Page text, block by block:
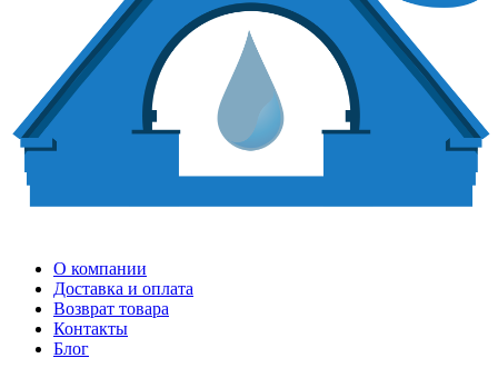
О компании
Доставка и оплата
Возврат товара
Контакты
Блог